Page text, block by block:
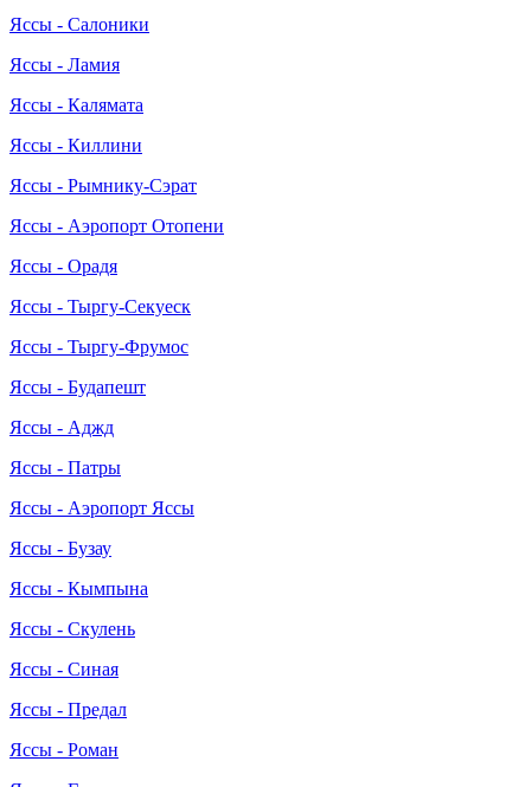
Яссы - Салоники
Яссы - Ламия
Яссы - Калямата
Яссы - Киллини
Яссы - Рымнику-Сэрат
Яссы - Аэропорт Отопени
Яссы - Орадя
Яссы - Тыргу-Секуеск
Яссы - Тыргу-Фрумос
Яссы - Будапешт
Яссы - Аджд
Яссы - Патры
Яссы - Аэропорт Яссы
Яссы - Бузау
Яссы - Кымпына
Яссы - Скулень
Яссы - Синая
Яссы - Предал
Яссы - Роман